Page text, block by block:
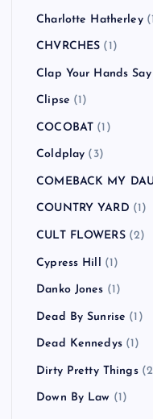
Charlotte Hatherley
CHVRCHES (1)
Clap Your Hands Say
Clipse (1)
COCOBAT (1)
Coldplay (3)
COMEBACK MY
COUNTRY YARD (1)
CULT FLOWERS(2)
Cypress Hill (1)
Danko Jones (1)
Dead By Sunrise (1)
Dead Kennedys(1)
Dirty Pretty Things
Down By Law (1)